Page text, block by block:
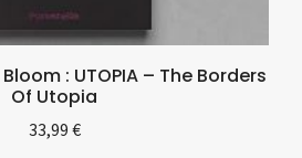
Bloom : UTOPIA – The Borders
Of Utopia
33,99 €